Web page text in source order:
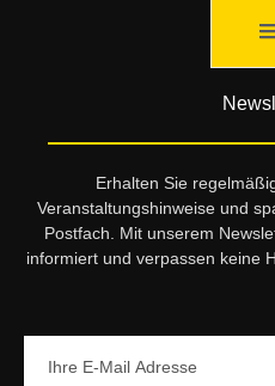
Erhalten Sie
Veranstaltungshinweise und
Postfach. Mit unserem
informiert und verpassen keine